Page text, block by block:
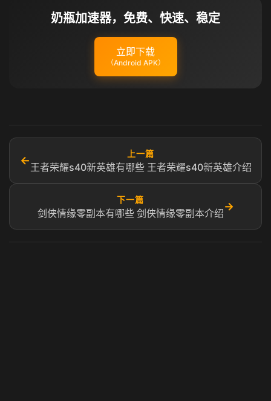
奶瓶加速器，免费、快速、稳定
立即下载
（Android APK）
←
上一篇
王者荣耀s40新英雄有哪些 王者荣耀s40新英雄介绍
下一篇
剑侠情缘零副本有哪些 剑侠情缘零副本介绍
→